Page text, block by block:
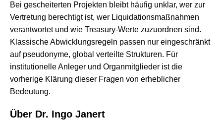
Bei gescheiterten Projekten bleibt häufig unklar, wer zur
Vertretung berechtigt ist, wer Liquidationsmaßnahmen
verantwortet und wie Treasury-Werte zuzuordnen sind.
Klassische Abwicklungsregeln passen nur eingeschränkt
auf pseudonyme, global verteilte Strukturen. Für
institutionelle Anleger und Organmitglieder ist die
vorherige Klärung dieser Fragen von erheblicher
Bedeutung.
Über Dr. Ingo Janert